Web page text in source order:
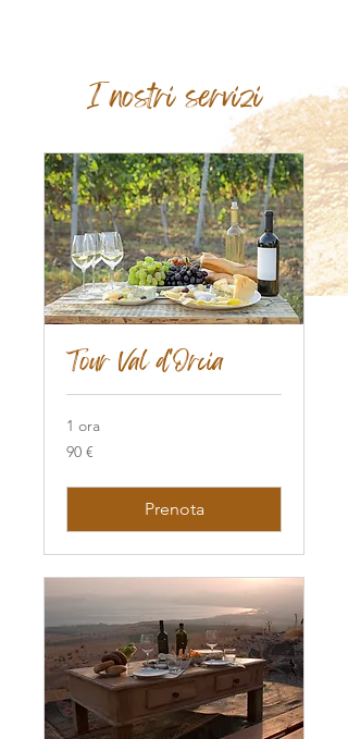
I nostri servizi
Tour Val d'Orcia
1 ora
90
euro
90 €
Prenota